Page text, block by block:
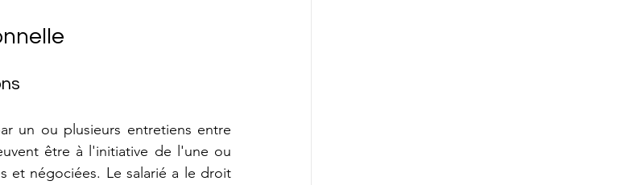
un ou plusieurs entretiens entre
être à l'initiative de l'une ou
et négociées. Le salarié a le droit